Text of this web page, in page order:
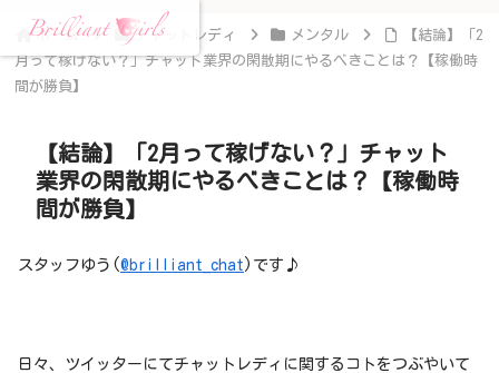
ホーム チャットレディ メンタル
【結論】「2
月って稼げない？」チャット業界の閑散期にやるべきことは？【稼働時
間が勝負】
【結論】「2月って稼げない？」チャット
業界の閑散期にやるべきことは？【稼働時
間が勝負】
スタッフゆう(@brilliant_chat )です♪
日々、ツイッターにてチャットレディに関するコトをつぶやいて